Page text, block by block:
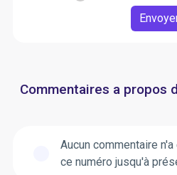
Commentaires a propos
Aucun commentaire
ce numéro jusqu'à